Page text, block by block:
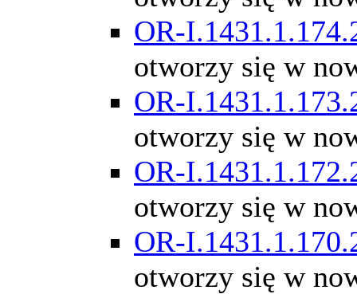
OR-
otworzy się w
OR-
otworzy się w
OR-
otworzy się w
OR-
otworzy się w